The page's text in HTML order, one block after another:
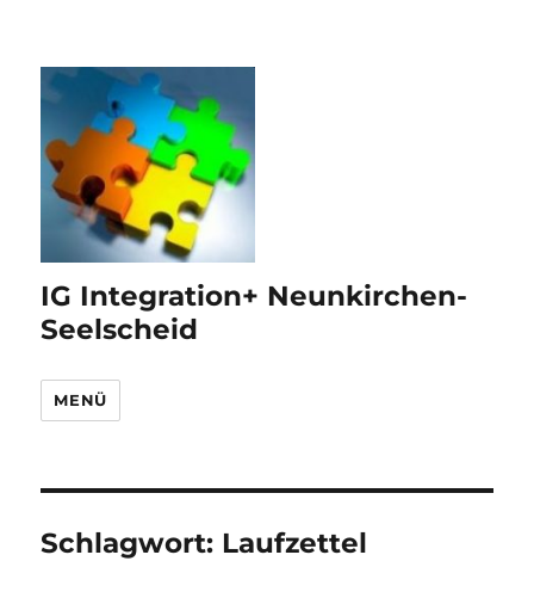
IG Integration+ Neunkirchen-
Seelscheid
MENÜ
Schlagwort: Laufzettel